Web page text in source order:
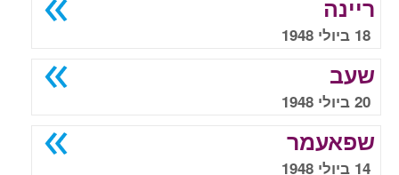
ריינה
18 ביולי 1948
שעב
20 ביולי 1948
שפאעמר
14 ביולי 1948